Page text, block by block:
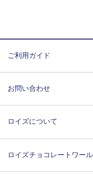
ご利用ガイド
お問い合わせ
ロイズについて
ロイズチョコレートワー